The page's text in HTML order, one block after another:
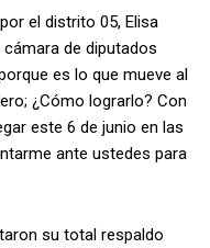
el distrito 05, Elisa
cámara de diputados
es lo que mueve al
¿Cómo lograrlo? Con
este 6 de junio en las
ante ustedes para
su total respaldo